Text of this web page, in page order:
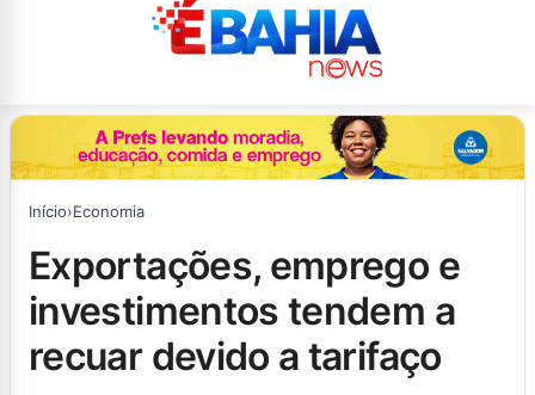
Início›Economia
exportações, emprego e
investimentos tendem a
recuar devido a tarifaço